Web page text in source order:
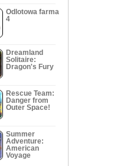
Odlotowa farma
4
Dreamland
Solitaire:
Dragon's Fury
Rescue Team:
Danger from
Outer Space!
Summer
Adventure:
American
Voyage